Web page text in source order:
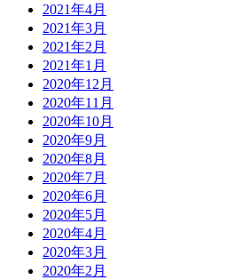
2021年4月
2021年3月
2021年2月
2021年1月
2020年12月
2020年11月
2020年10月
2020年9月
2020年8月
2020年7月
2020年6月
2020年5月
2020年4月
2020年3月
2020年2月